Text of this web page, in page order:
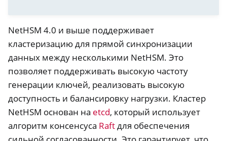
navigation of NitroWall
navigation of NitroWall NW750
navigation of Программное обеспечение
NetHSM 4.0 и выше поддерживает
кластеризацию для прямой синхронизации
данных между несколькими NetHSM. Это
позволяет поддерживать высокую частоту
генерации ключей, реализовать высокую
доступность и балансировку нагрузки. Кластер
NetHSM основан на etcd, который использует
алгоритм консенсуса Raftдля обеспечения